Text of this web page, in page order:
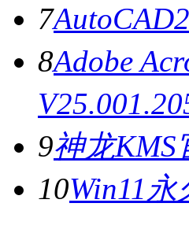
7
8Adobe
9神龙
10Win11